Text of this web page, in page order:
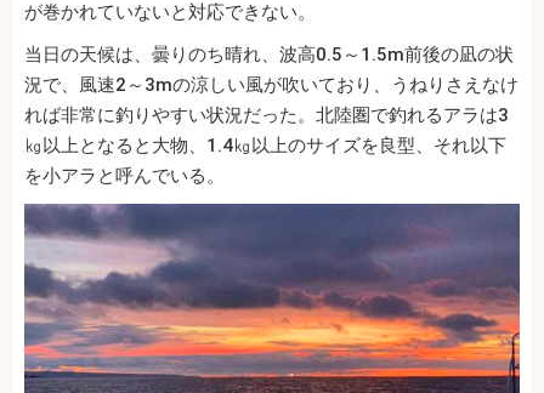
が巻かれていないと対応できない。
当日の天候は、曇りのち晴れ、波高0.5～1.5m前後の凪の状
況で、風速2～3mの涼しい風が吹いており、うねりさえなけ
れば非常に釣りやすい状況だった。北陸圏で釣れるアラは3
㎏以上となると大物、1.4㎏以上のサイズを良型、それ以下
を小アラと呼んでいる。